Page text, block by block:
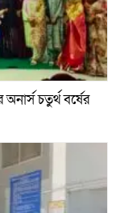
চতুর্থ বর্ষের